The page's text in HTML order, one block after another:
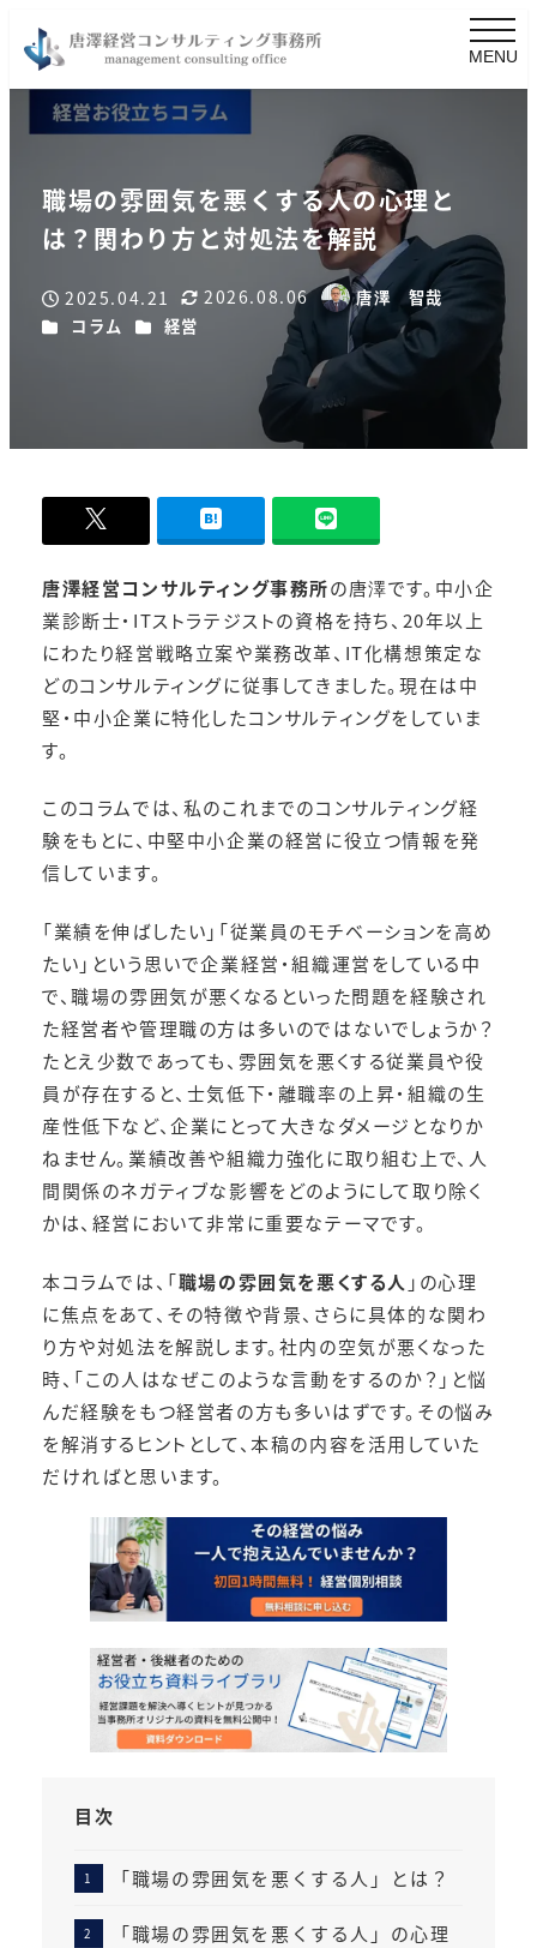
MENU
職場の雰囲気を悪くする人の心理と
は？関わり方と対処法を解説
投稿日2025.04.21 更新日
2026.08.06
著
唐澤 智哉
カテゴリー
コラム カテゴリー
経営
唐澤経営コンサルティング事務所の唐澤です。中小企
業診断士・ITストラテジストの資格を持ち、20年以上
にわたり経営戦略立案や業務改革、IT化構想策定な
どのコンサルティングに従事してきました。現在は中
堅・中小企業に特化したコンサルティングをしていま
す。
このコラムでは、私のこれまでのコンサルティング経
験をもとに、中堅中小企業の経営に役立つ情報を発
信しています。
「業績を伸ばしたい」「従業員のモチベーションを高め
たい」という思いで企業経営・組織運営をしている中
で、職場の雰囲気が悪くなるといった問題を経験され
た経営者や管理職の方は多いのではないでしょうか？
たとえ少数であっても、雰囲気を悪くする従業員や役
員が存在すると、士気低下・離職率の上昇・組織の生
産性低下など、企業にとって大きなダメージとなりか
ねません。業績改善や組織力強化に取り組む上で、人
間関係のネガティブな影響をどのようにして取り除く
かは、経営において非常に重要なテーマです。
本コラムでは、「職場の雰囲気を悪くする人 」の心理
に焦点をあて、その特徴や背景、さらに具体的な関わ
り方や対処法を解説します。社内の空気が悪くなった
時、「この人はなぜこのような言動をするのか？」と悩
んだ経験をもつ経営者の方も多いはずです。その悩み
を解消するヒントとして、本稿の内容を活用していた
だければと思います。
目次
「職場の雰囲気を悪くする人」とは？
「職場の雰囲気を悪くする人」の心理